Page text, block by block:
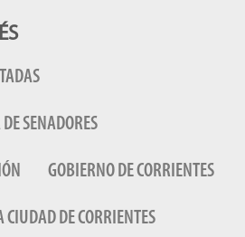
SENADORES
GOBIERNO DE CORRIENTES
DE CORRIENTES